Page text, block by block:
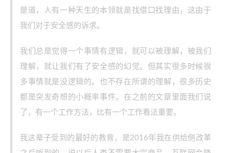
是道，人有一种天生的本领就是找借口找理由，这由于
我们对于安全感的诉求。
我们总是觉得一个事情有逻辑，就可以被理解，被我们
理解，就让我们有了安全感的幻觉。但其实很多时候很
多事情就是没逻辑的。也不存在所谓的理解，很多历史
都是突发奇想的小概率事件。在之前的文章里面我们说
了，有一个工作方法，比有一个工作看法重要。
我这辈子受到的最好的教育，是2016年我在供给侧改革